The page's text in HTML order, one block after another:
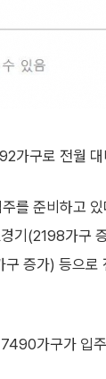
가구로 전월
를 준비하고 있
기(2198가구
증가) 등으로
가구가 입주